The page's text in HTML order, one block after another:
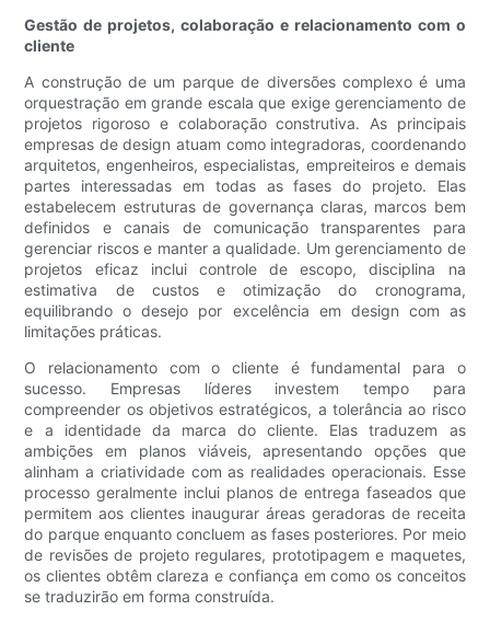
Gestão de projetos, colaboração e relacionamento com o
cliente
A construção de um parque de diversões complexo é uma
orquestração em grande escala que exige gerenciamento de
projetos rigoroso e colaboração construtiva. As principais
empresas de design atuam como integradoras, coordenando
arquitetos, engenheiros, especialistas, empreiteiros e demais
partes interessadas em todas as fases do projeto. Elas
estabelecem estruturas de governança claras, marcos bem
definidos e canais de comunicação transparentes para
gerenciar riscos e manter a qualidade. Um gerenciamento de
projetos eficaz inclui controle de escopo, disciplina na
estimativa de custos e otimização do cronograma,
equilibrando o desejo por excelência em design com as
limitações práticas.
O relacionamento com o cliente é fundamental para o
sucesso. Empresas líderes investem tempo para
compreender os objetivos estratégicos, a tolerância ao risco
e a identidade da marca do cliente. Elas traduzem as
ambições em planos viáveis, apresentando opções que
alinham a criatividade com as realidades operacionais. Esse
processo geralmente inclui planos de entrega faseados que
permitem aos clientes inaugurar áreas geradoras de receita
do parque enquanto concluem as fases posteriores. Por meio
de revisões de projeto regulares, prototipagem e maquetes,
os clientes obtêm clareza e confiança em como os conceitos
se traduzirão em forma construída.